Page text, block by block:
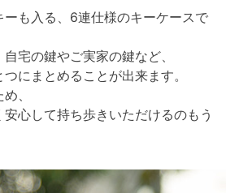
も入る、6連仕様のキーケースで
宅の鍵やご実家の鍵など、
にまとめることが出来ます。
、
心して持ち歩きいただけるのもう